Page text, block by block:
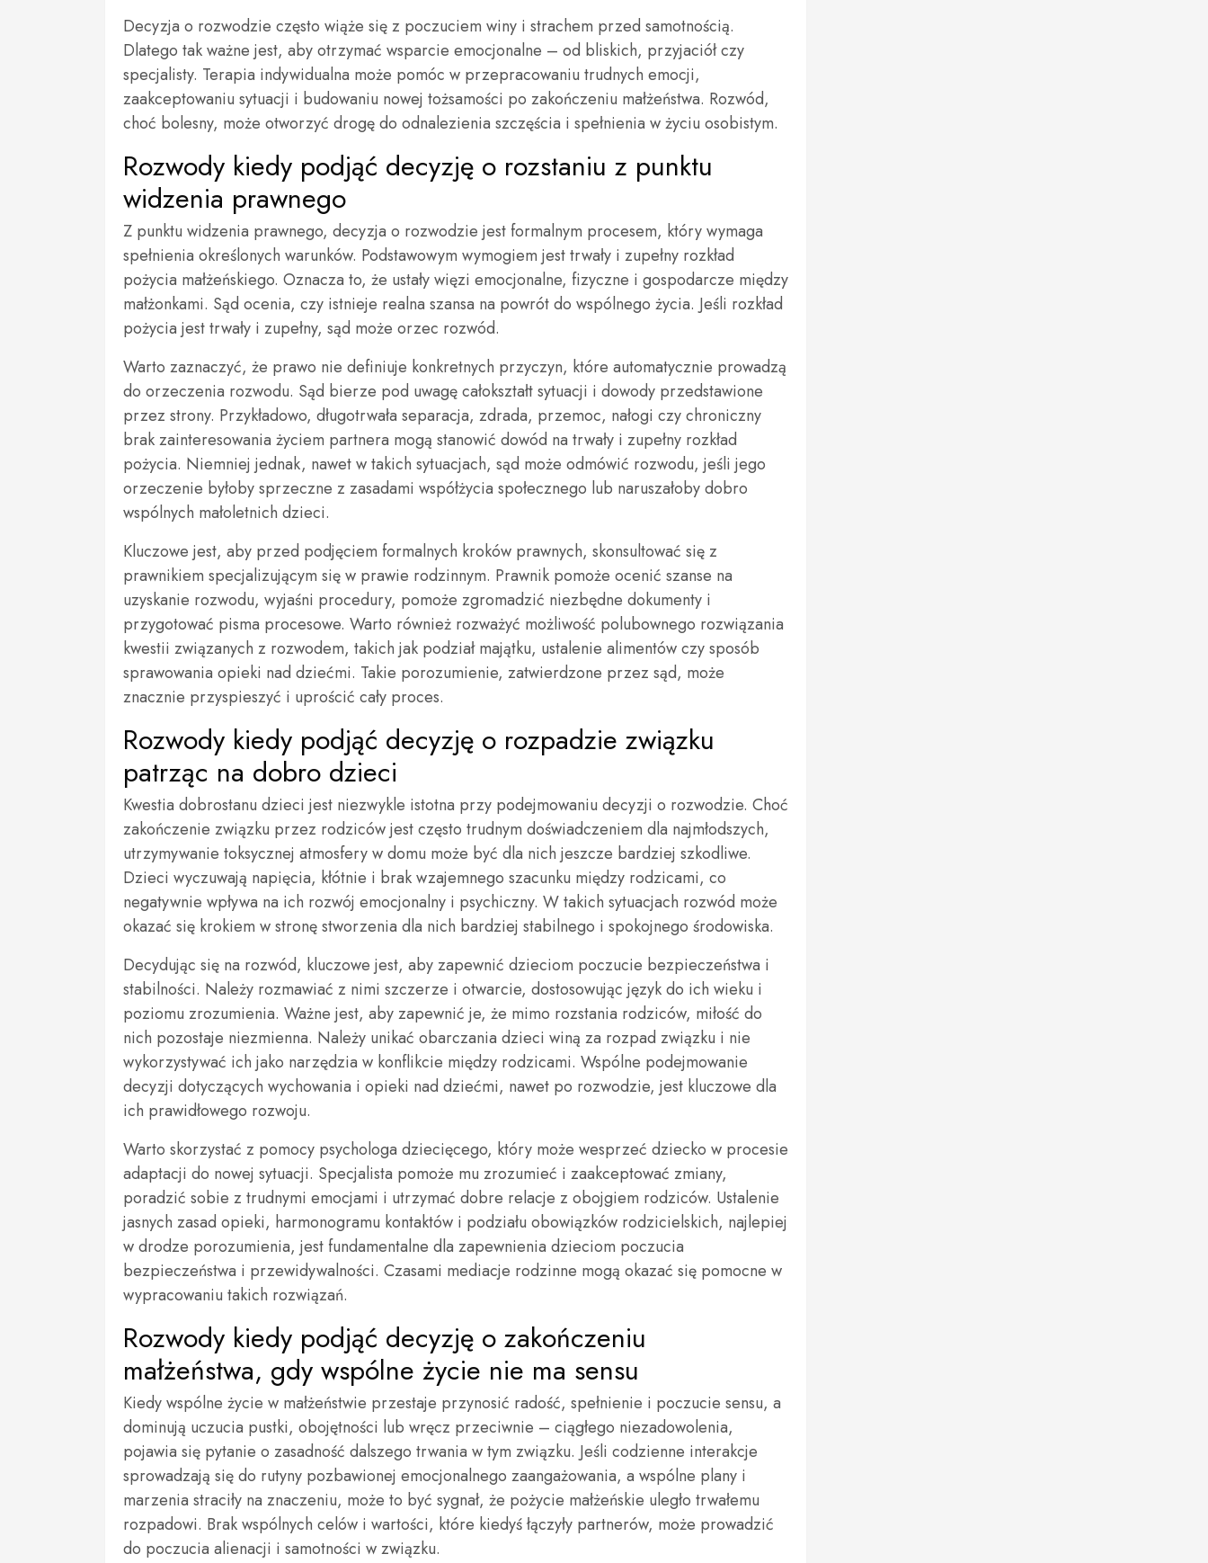
Decyzja o rozwodzie często wiąże się z poczuciem winy i strachem przed samotnością.
Dlatego tak ważne jest, aby otrzymać wsparcie emocjonalne – od bliskich, przyjaciół czy
specjalisty. Terapia indywidualna może pomóc w przepracowaniu trudnych emocji,
zaakceptowaniu sytuacji i budowaniu nowej tożsamości po zakończeniu małżeństwa. Rozwód,
choć bolesny, może otworzyć drogę do odnalezienia szczęścia i spełnienia w życiu osobistym.
Rozwody kiedy podjąć decyzję o rozstaniu z punktu
widzenia prawnego
Z punktu widzenia prawnego, decyzja o rozwodzie jest formalnym procesem, który wymaga
spełnienia określonych warunków. Podstawowym wymogiem jest trwały i zupełny rozkład
pożycia małżeńskiego. Oznacza to, że ustały więzi emocjonalne, fizyczne i gospodarcze między
małżonkami. Sąd ocenia, czy istnieje realna szansa na powrót do wspólnego życia. Jeśli rozkład
pożycia jest trwały i zupełny, sąd może orzec rozwód.
Warto zaznaczyć, że prawo nie definiuje konkretnych przyczyn, które automatycznie prowadzą
do orzeczenia rozwodu. Sąd bierze pod uwagę całokształt sytuacji i dowody przedstawione
przez strony. Przykładowo, długotrwała separacja, zdrada, przemoc, nałogi czy chroniczny
brak zainteresowania życiem partnera mogą stanowić dowód na trwały i zupełny rozkład
pożycia. Niemniej jednak, nawet w takich sytuacjach, sąd może odmówić rozwodu, jeśli jego
orzeczenie byłoby sprzeczne z zasadami współżycia społecznego lub naruszałoby dobro
wspólnych małoletnich dzieci.
Kluczowe jest, aby przed podjęciem formalnych kroków prawnych, skonsultować się z
prawnikiem specjalizującym się w prawie rodzinnym. Prawnik pomoże ocenić szanse na
uzyskanie rozwodu, wyjaśni procedury, pomoże zgromadzić niezbędne dokumenty i
przygotować pisma procesowe. Warto również rozważyć możliwość polubownego rozwiązania
kwestii związanych z rozwodem, takich jak podział majątku, ustalenie alimentów czy sposób
sprawowania opieki nad dziećmi. Takie porozumienie, zatwierdzone przez sąd, może
znacznie przyspieszyć i uprościć cały proces.
Rozwody kiedy podjąć decyzję o rozpadzie związku
patrząc na dobro dzieci
Kwestia dobrostanu dzieci jest niezwykle istotna przy podejmowaniu decyzji o rozwodzie. Choć
zakończenie związku przez rodziców jest często trudnym doświadczeniem dla najmłodszych,
utrzymywanie toksycznej atmosfery w domu może być dla nich jeszcze bardziej szkodliwe.
Dzieci wyczuwają napięcia, kłótnie i brak wzajemnego szacunku między rodzicami, co
negatywnie wpływa na ich rozwój emocjonalny i psychiczny. W takich sytuacjach rozwód może
okazać się krokiem w stronę stworzenia dla nich bardziej stabilnego i spokojnego środowiska.
Decydując się na rozwód, kluczowe jest, aby zapewnić dzieciom poczucie bezpieczeństwa i
stabilności. Należy rozmawiać z nimi szczerze i otwarcie, dostosowując język do ich wieku i
poziomu zrozumienia. Ważne jest, aby zapewnić je, że mimo rozstania rodziców, miłość do
nich pozostaje niezmienna. Należy unikać obarczania dzieci winą za rozpad związku i nie
wykorzystywać ich jako narzędzia w konflikcie między rodzicami. Wspólne podejmowanie
decyzji dotyczących wychowania i opieki nad dziećmi, nawet po rozwodzie, jest kluczowe dla
ich prawidłowego rozwoju.
Warto skorzystać z pomocy psychologa dziecięcego, który może wesprzeć dziecko w procesie
adaptacji do nowej sytuacji. Specjalista pomoże mu zrozumieć i zaakceptować zmiany,
poradzić sobie z trudnymi emocjami i utrzymać dobre relacje z obojgiem rodziców. Ustalenie
jasnych zasad opieki, harmonogramu kontaktów i podziału obowiązków rodzicielskich, najlepiej
w drodze porozumienia, jest fundamentalne dla zapewnienia dzieciom poczucia
bezpieczeństwa i przewidywalności. Czasami mediacje rodzinne mogą okazać się pomocne w
wypracowaniu takich rozwiązań.
Rozwody kiedy podjąć decyzję o zakończeniu
małżeństwa, gdy wspólne życie nie ma sensu
Kiedy wspólne życie w małżeństwie przestaje przynosić radość, spełnienie i poczucie sensu, a
dominują uczucia pustki, obojętności lub wręcz przeciwnie – ciągłego niezadowolenia,
pojawia się pytanie o zasadność dalszego trwania w tym związku. Jeśli codzienne interakcje
sprowadzają się do rutyny pozbawionej emocjonalnego zaangażowania, a wspólne plany i
marzenia straciły na znaczeniu, może to być sygnał, że pożycie małżeńskie uległo trwałemu
rozpadowi. Brak wspólnych celów i wartości, które kiedyś łączyły partnerów, może prowadzić
do poczucia alienacji i samotności w związku.